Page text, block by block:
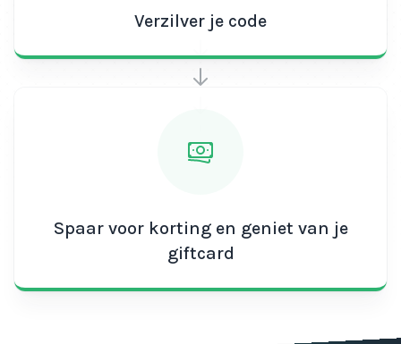
Verzilver je code
Spaar voor korting en geniet van je
giftcard